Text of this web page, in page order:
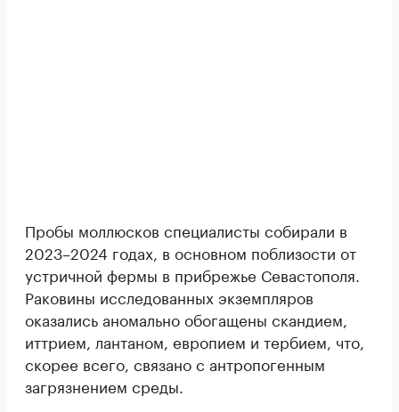
Пробы моллюсков специалисты собирали в
2023–2024 годах, в основном поблизости от
устричной фермы в прибрежье Севастополя.
Раковины исследованных экземпляров
оказались аномально обогащены скандием,
иттрием, лантаном, европием и тербием, что,
скорее всего, связано с антропогенным
загрязнением среды.